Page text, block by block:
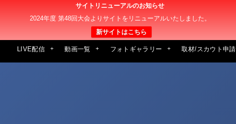
サイトリニューアルのお知らせ
2024年度 第48回大会よりサイトをリニューアルいたしました。
新サイトはこちら
LIVE配信 動画一覧 フォトギャラリー 取材/スカウト申請